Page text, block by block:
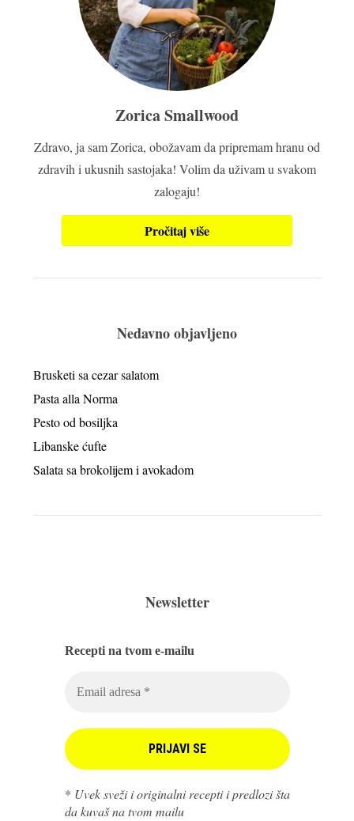
Zorica Smallwood
Zdravo, ja sam Zorica, obožavam da pripremam hranu od
zdravih i ukusnih sastojaka! Volim da uživam u svakom
zalogaju!
Pročitaj više
Nedavno objavljeno
Brusketi sa cezar salatom
Pasta alla Norma
Pesto od bosiljka
Libanske ćufte
Salata sa brokolijem i avokadom
Newsletter
Recepti na tvom e-mailu
* Uvek sveži i originalni recepti i predlozi šta
da kuvaš na tvom mailu